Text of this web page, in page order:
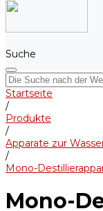
Suche
Startseite
/
Produkte
/
Apparate zur
/
Mono-
Mono-